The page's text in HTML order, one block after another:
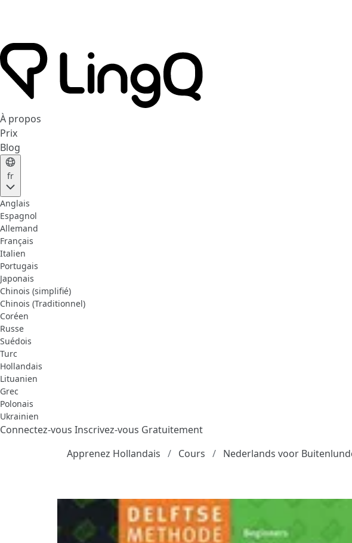
À propos
Prix
Blog
fr
Anglais
Espagnol
Allemand
Français
Italien
Portugais
Japonais
Chinois (simplifié)
Chinois (Traditionnel)
Coréen
Russe
Suédois
Turc
Hollandais
Lituanien
Grec
Polonais
Ukrainien
Connectez-vous Inscrivez-vous Gratuitement
Apprenez Hollandais
Cours Nederlands voor